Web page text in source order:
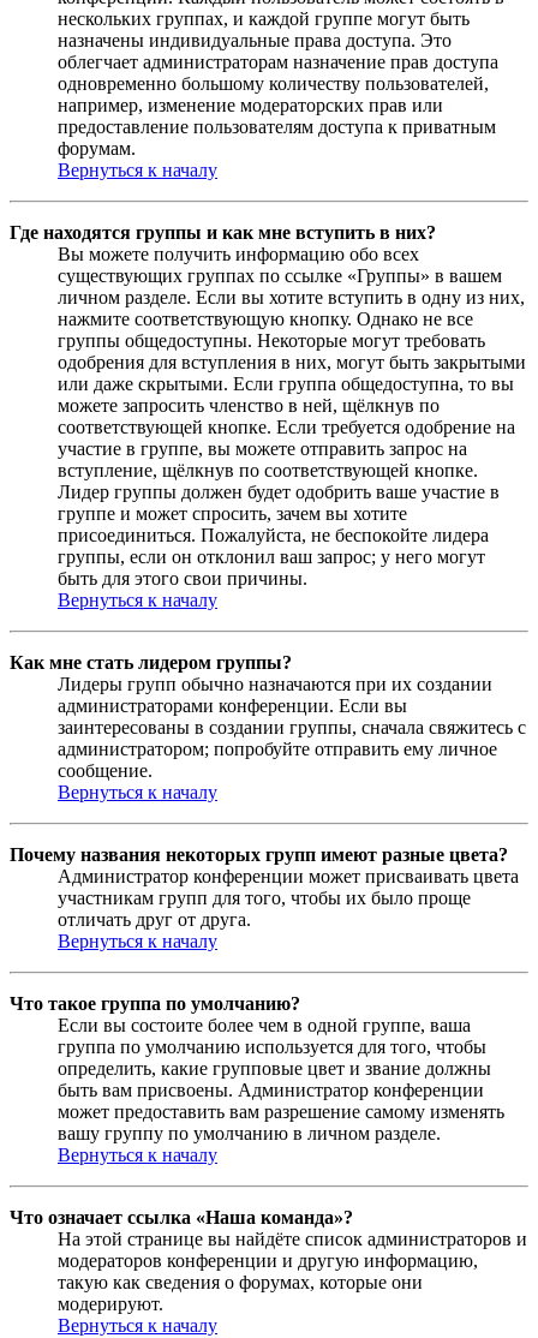
нескольких группах, и каждой группе могут быть
назначены индивидуальные права доступа. Это
облегчает администраторам назначение прав доступа
одновременно большому количеству пользователей,
например, изменение модераторских прав или
предоставление пользователям доступа к приватным
форумам.
Вернуться к началу
Где находятся группы и как мне вступить в них?
Вы можете получить информацию обо всех
существующих группах по ссылке «Группы» в вашем
личном разделе. Если вы хотите вступить в одну из них,
нажмите соответствующую кнопку. Однако не все
группы общедоступны. Некоторые могут требовать
одобрения для вступления в них, могут быть закрытыми
или даже скрытыми. Если группа общедоступна, то вы
можете запросить членство в ней, щёлкнув по
соответствующей кнопке. Если требуется одобрение на
участие в группе, вы можете отправить запрос на
вступление, щёлкнув по соответствующей кнопке.
Лидер группы должен будет одобрить ваше участие в
группе и может спросить, зачем вы хотите
присоединиться. Пожалуйста, не беспокойте лидера
группы, если он отклонил ваш запрос; у него могут
быть для этого свои причины.
Вернуться к началу
Как мне стать лидером группы?
Лидеры групп обычно назначаются при их создании
администраторами конференции. Если вы
заинтересованы в создании группы, сначала свяжитесь с
администратором; попробуйте отправить ему личное
сообщение.
Вернуться к началу
Почему названия некоторых групп имеют разные цвета?
Администратор конференции может присваивать цвета
участникам групп для того, чтобы их было проще
отличать друг от друга.
Вернуться к началу
Что такое группа по умолчанию?
Если вы состоите более чем в одной группе, ваша
группа по умолчанию используется для того, чтобы
определить, какие групповые цвет и звание должны
быть вам присвоены. Администратор конференции
может предоставить вам разрешение самому изменять
вашу группу по умолчанию в личном разделе.
Вернуться к началу
Что означает ссылка «Наша команда»?
На этой странице вы найдёте список администраторов и
модераторов конференции и другую информацию,
такую как сведения о форумах, которые они
модерируют.
Вернуться к началу